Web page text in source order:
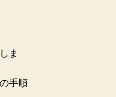
ま
手順